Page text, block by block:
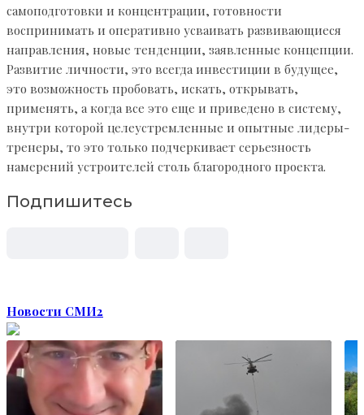
самоподготовки и концентрации, готовности
воспринимать и оперативно усваивать развивающиеся
направления, новые тенденции, заявленные концепции.
Развитие личности, это всегда инвестиции в будущее,
это возможность пробовать, искать, открывать,
применять, а когда все это еще и приведено в систему,
внутри которой целеустремленные и опытные лидеры-
тренеры, то это только подчеркивает серьезность
намерений устроителей столь благородного проекта.
Подпишитесь
Новости СМИ2